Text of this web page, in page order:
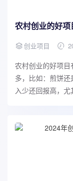
农村创业的好项
创业项目
农村创业的好项
多，比如：煎饼
入少还回报高，